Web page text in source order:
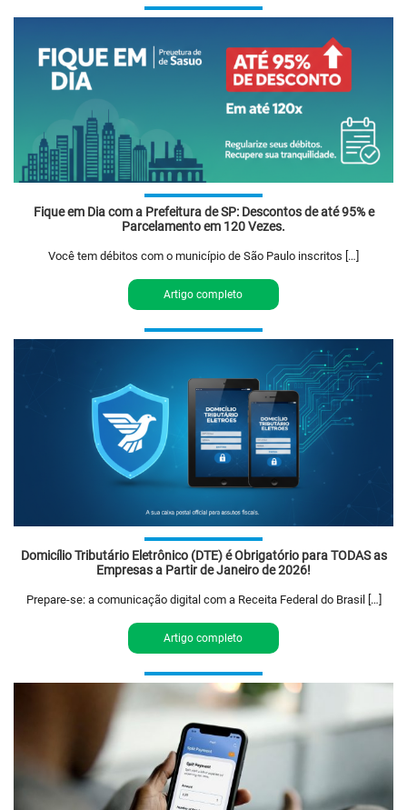
Fique em Dia com a Prefeitura de SP: Descontos de até 95% e
Parcelamento em 120 Vezes.
Você tem débitos com o município de São Paulo inscritos […]
Artigo completo
Domicílio Tributário Eletrônico (DTE) é Obrigatório para TODAS as
Empresas a Partir de Janeiro de 2026!
Prepare-se: a comunicação digital com a Receita Federal do Brasil […]
Artigo completo